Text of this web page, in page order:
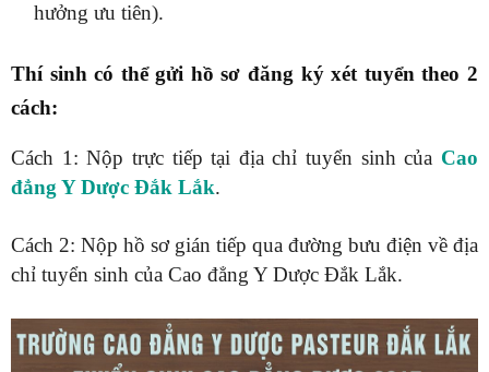
hưởng ưu tiên).
Thí sinh có thể gửi hồ sơ đăng ký xét tuyển theo 2
cách:
Cách 1: Nộp trực tiếp tại địa chỉ tuyển sinh của Cao
đẳng Y Dược Đắk Lắk.
Cách 2: Nộp hồ sơ gián tiếp qua đường bưu điện về địa
chỉ tuyển sinh của Cao đẳng Y Dược Đắk Lắk.